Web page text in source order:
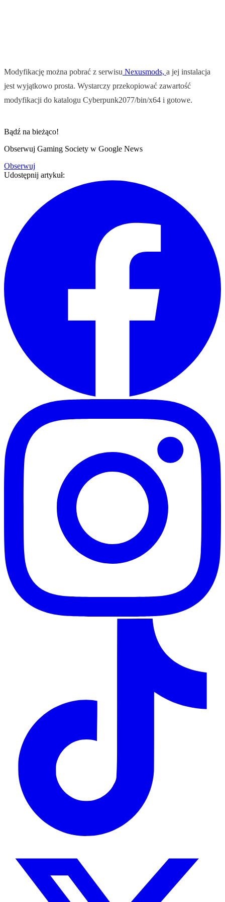
Modyfikację można pobrać z serwisu Nexusmods, a jej instalacja
jest wyjątkowo prosta. Wystarczy przekopiować zawartość
modyfikacji do katalogu Cyberpunk2077/bin/x64 i gotowe.
Bądź na bieżąco!
Obserwuj Gaming Society w Google News
Obserwuj
Udostępnij artykuł: